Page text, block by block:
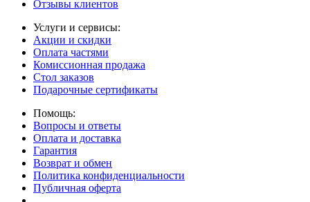
Отзывы клиентов
Услуги и сервисы:
Акции и скидки
Оплата частями
Комиссионная продажа
Стол заказов
Подарочные сертификаты
Помощь:
Вопросы и ответы
Оплата и доставка
Гарантия
Возврат и обмен
Политика конфиденциальности
Публичная оферта